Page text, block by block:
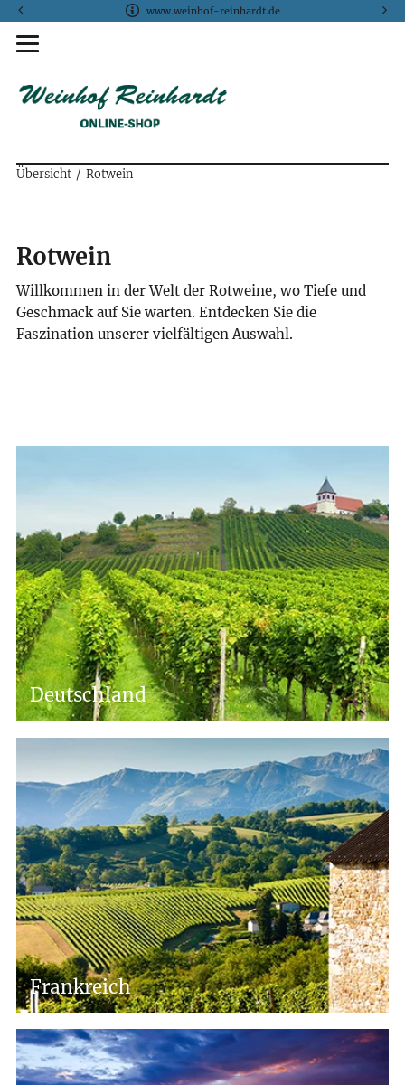
www.weinhof-reinhardt.de
Übersicht Rotwein
Rotwein
Willkommen in der Welt der Rotweine, wo Tiefe und
Geschmack auf Sie warten. Entdecken Sie die
Faszination unserer vielfältigen Auswahl.
Deutschland
Frankreich